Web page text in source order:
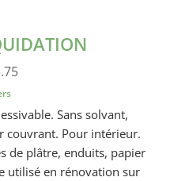
Sans solvant,
couvrant. Pour intérieur.
de plâtre, enduits, papier
utilisé en rénovation sur